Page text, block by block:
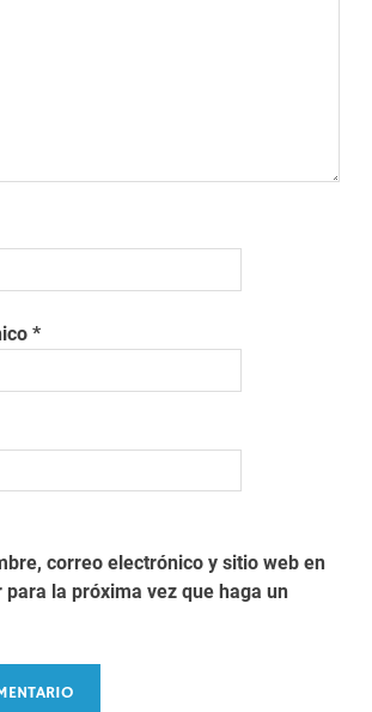
*
correo electrónico y sitio web en
para la próxima vez que haga un